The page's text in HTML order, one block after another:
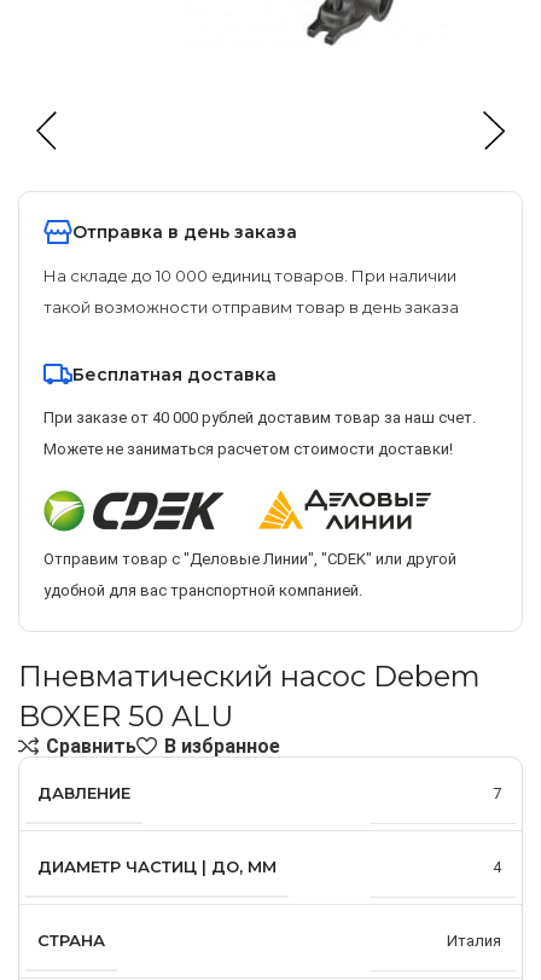
Отправка в день заказа
На складе до 10 000 единиц товаров. При наличии
такой возможности отправим товар в день заказа
Бесплатная доставка
При заказе от 40 000 рублей доставим товар за наш счет.
Можете не заниматься расчетом стоимости доставки!
Отправим товар с "Деловые Линии", "CDEK" или другой
удобной для вас транспортной компанией.
Пневматический насос Debem
BOXER 50 ALU
Сравнить В избранное
ДАВЛЕНИЕ 7
ДИАМЕТР ЧАСТИЦ | ДО, ММ 4
СТРАНА Италия